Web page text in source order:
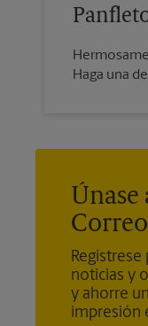
Haga una
Únase
Correo
noticias y
y ahorre
impresión